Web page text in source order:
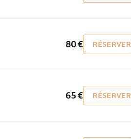
80 € RÉSERVER
65 € RÉSERVER